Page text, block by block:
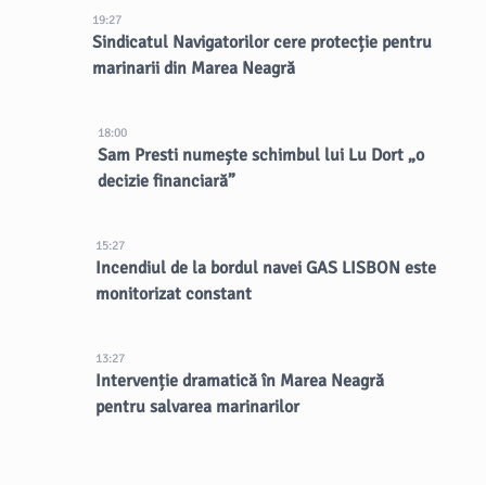
19:27
Sindicatul Navigatorilor cere protecție pentru
marinarii din Marea Neagră
18:00
Sam Presti numește schimbul lui Lu Dort „o
decizie financiară”
15:27
Incendiul de la bordul navei GAS LISBON este
monitorizat constant
13:27
Intervenție dramatică în Marea Neagră
pentru salvarea marinarilor